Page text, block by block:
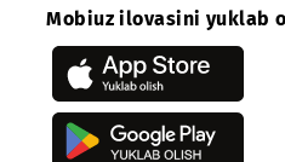
Mobiuz ilovasini